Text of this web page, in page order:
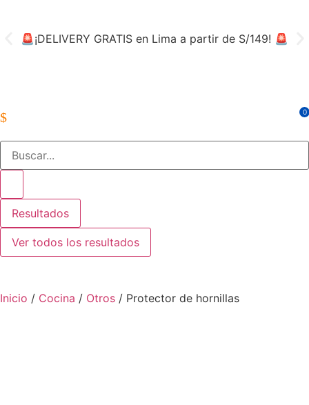
🚨¡DELIVERY GRATIS en Lima a partir de S/149! 🚨
0
Resultados
Ver todos los resultados
Inicio / Cocina / Otros / Protector de hornillas